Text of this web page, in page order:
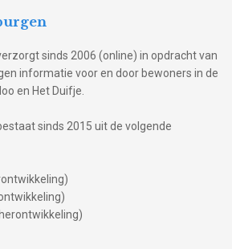
sinds 2006 (online) in opdracht van
informatie voor en door bewoners in de
en Het Duifje.
sinds 2015 uit de volgende